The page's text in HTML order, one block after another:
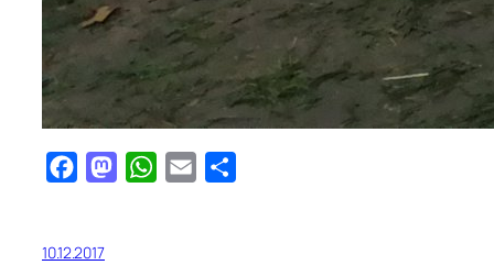
FacebookMastodonWhatsApp
Email
10.12.2017